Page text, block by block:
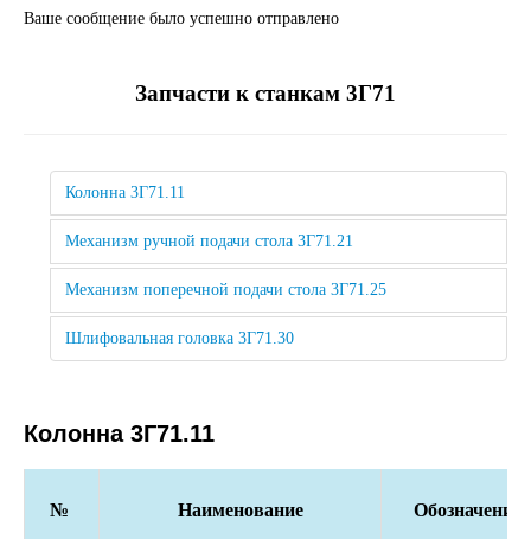
Ваше сообщение было успешно отправлено
Запчасти к станкам 3Г71
Колонна 3Г71.11
Механизм ручной подачи стола 3Г71.21
Механизм поперечной подачи стола 3Г71.25
Шлифовальная головка 3Г71.30
Колонна 3Г71.11
№ Наименование Обозначение